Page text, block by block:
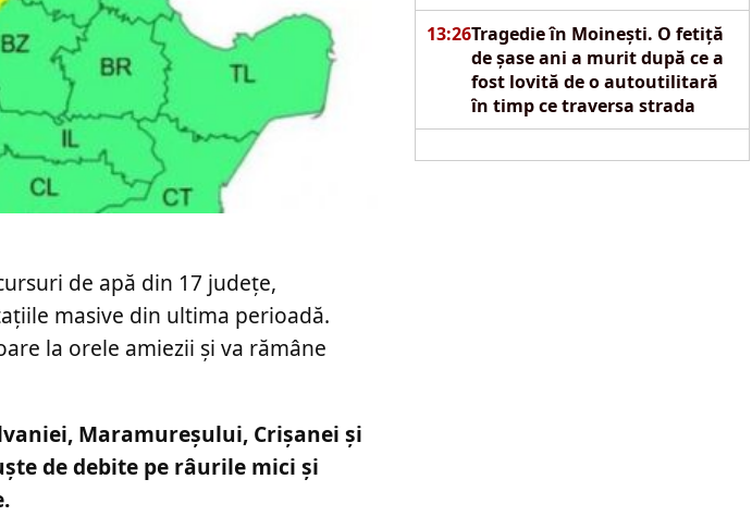
13:26Tragedie în Moinești. O fetiță
de șase ani a murit după ce a
fost lovită de o autoutilitară
în timp ce traversa strada
de apă din 17 județe,
masive din ultima perioadă.
la orele amiezii și va rămâne
Maramureșului, Crișanei și
de debite pe râurile mici și